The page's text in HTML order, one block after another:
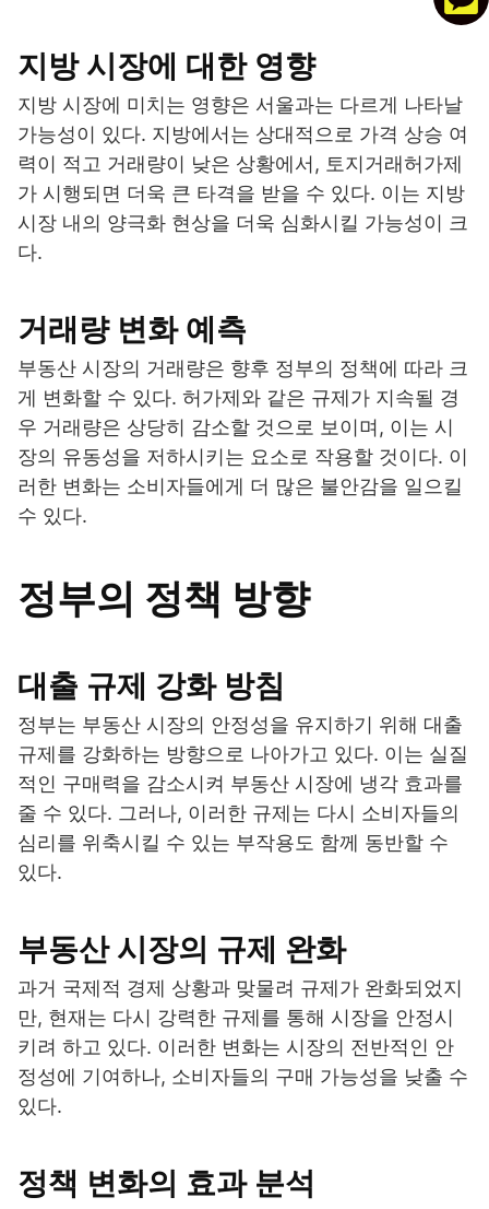
지방 시장에 대한 영향
지방 시장에 미치는 영향은 서울과는 다르게 나타날
가능성이 있다. 지방에서는 상대적으로 가격 상승 여
력이 적고 거래량이 낮은 상황에서, 토지거래허가제
가 시행되면 더욱 큰 타격을 받을 수 있다. 이는 지방
시장 내의 양극화 현상을 더욱 심화시킬 가능성이 크
다.
거래량 변화 예측
부동산 시장의 거래량은 향후 정부의 정책에 따라 크
게 변화할 수 있다. 허가제와 같은 규제가 지속될 경
우 거래량은 상당히 감소할 것으로 보이며, 이는 시
장의 유동성을 저하시키는 요소로 작용할 것이다. 이
러한 변화는 소비자들에게 더 많은 불안감을 일으킬
수 있다.
정부의 정책 방향
대출 규제 강화 방침
정부는 부동산 시장의 안정성을 유지하기 위해 대출
규제를 강화하는 방향으로 나아가고 있다. 이는 실질
적인 구매력을 감소시켜 부동산 시장에 냉각 효과를
줄 수 있다. 그러나, 이러한 규제는 다시 소비자들의
심리를 위축시킬 수 있는 부작용도 함께 동반할 수
있다.
부동산 시장의 규제 완화
과거 국제적 경제 상황과 맞물려 규제가 완화되었지
만, 현재는 다시 강력한 규제를 통해 시장을 안정시
키려 하고 있다. 이러한 변화는 시장의 전반적인 안
정성에 기여하나, 소비자들의 구매 가능성을 낮출 수
있다.
정책 변화의 효과 분석